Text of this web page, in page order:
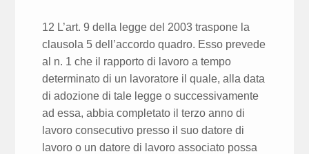
12 L’art. 9 della legge del 2003 traspone la
clausola 5 dell’accordo quadro. Esso prevede
al n. 1 che il rapporto di lavoro a tempo
determinato di un lavoratore il quale, alla data
di adozione di tale legge o successivamente
ad essa, abbia completato il terzo anno di
lavoro consecutivo presso il suo datore di
lavoro o un datore di lavoro associato possa